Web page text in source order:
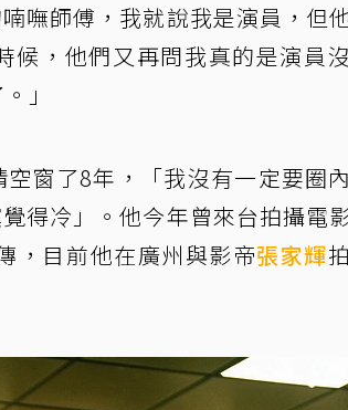
嘸師傅，我就說我是演員，但
候，他們又再問我真的是演員
」
窗了8年，「我沒有一定要圈
得冷」。他今年曾來台拍攝電
，目前他在廣州與影帝張家輝